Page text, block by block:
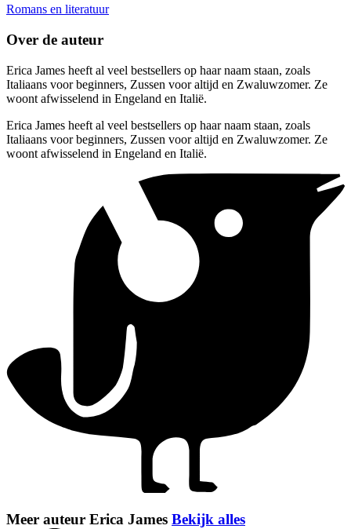
Romans en literatuur
Over de auteur
Erica James heeft al veel bestsellers op haar naam staan, zoals
Italiaans voor beginners, Zussen voor altijd en Zwaluwzomer. Ze
woont afwisselend in Engeland en Italië.
Erica James heeft al veel bestsellers op haar naam staan, zoals
Italiaans voor beginners, Zussen voor altijd en Zwaluwzomer. Ze
woont afwisselend in Engeland en Italië.
Meer auteur Erica James Bekijk alles